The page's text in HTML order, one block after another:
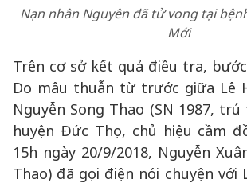
Nạn nhân Nguyên đã tử vong tại
Mới
Trên cơ sở kết quả điều tra,
Do mâu thuẫn từ trước giữa Lê
Nguyễn Song Thao (SN 1987,
huyện Đức Thọ, chủ hiệu cầm
15h ngày 20/9/2018, Nguyễn
Thao) đã gọi điện nói chuyện với